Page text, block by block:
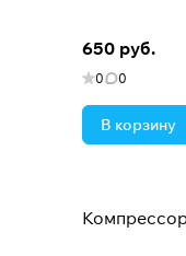
650 руб.
0 0
В корзину